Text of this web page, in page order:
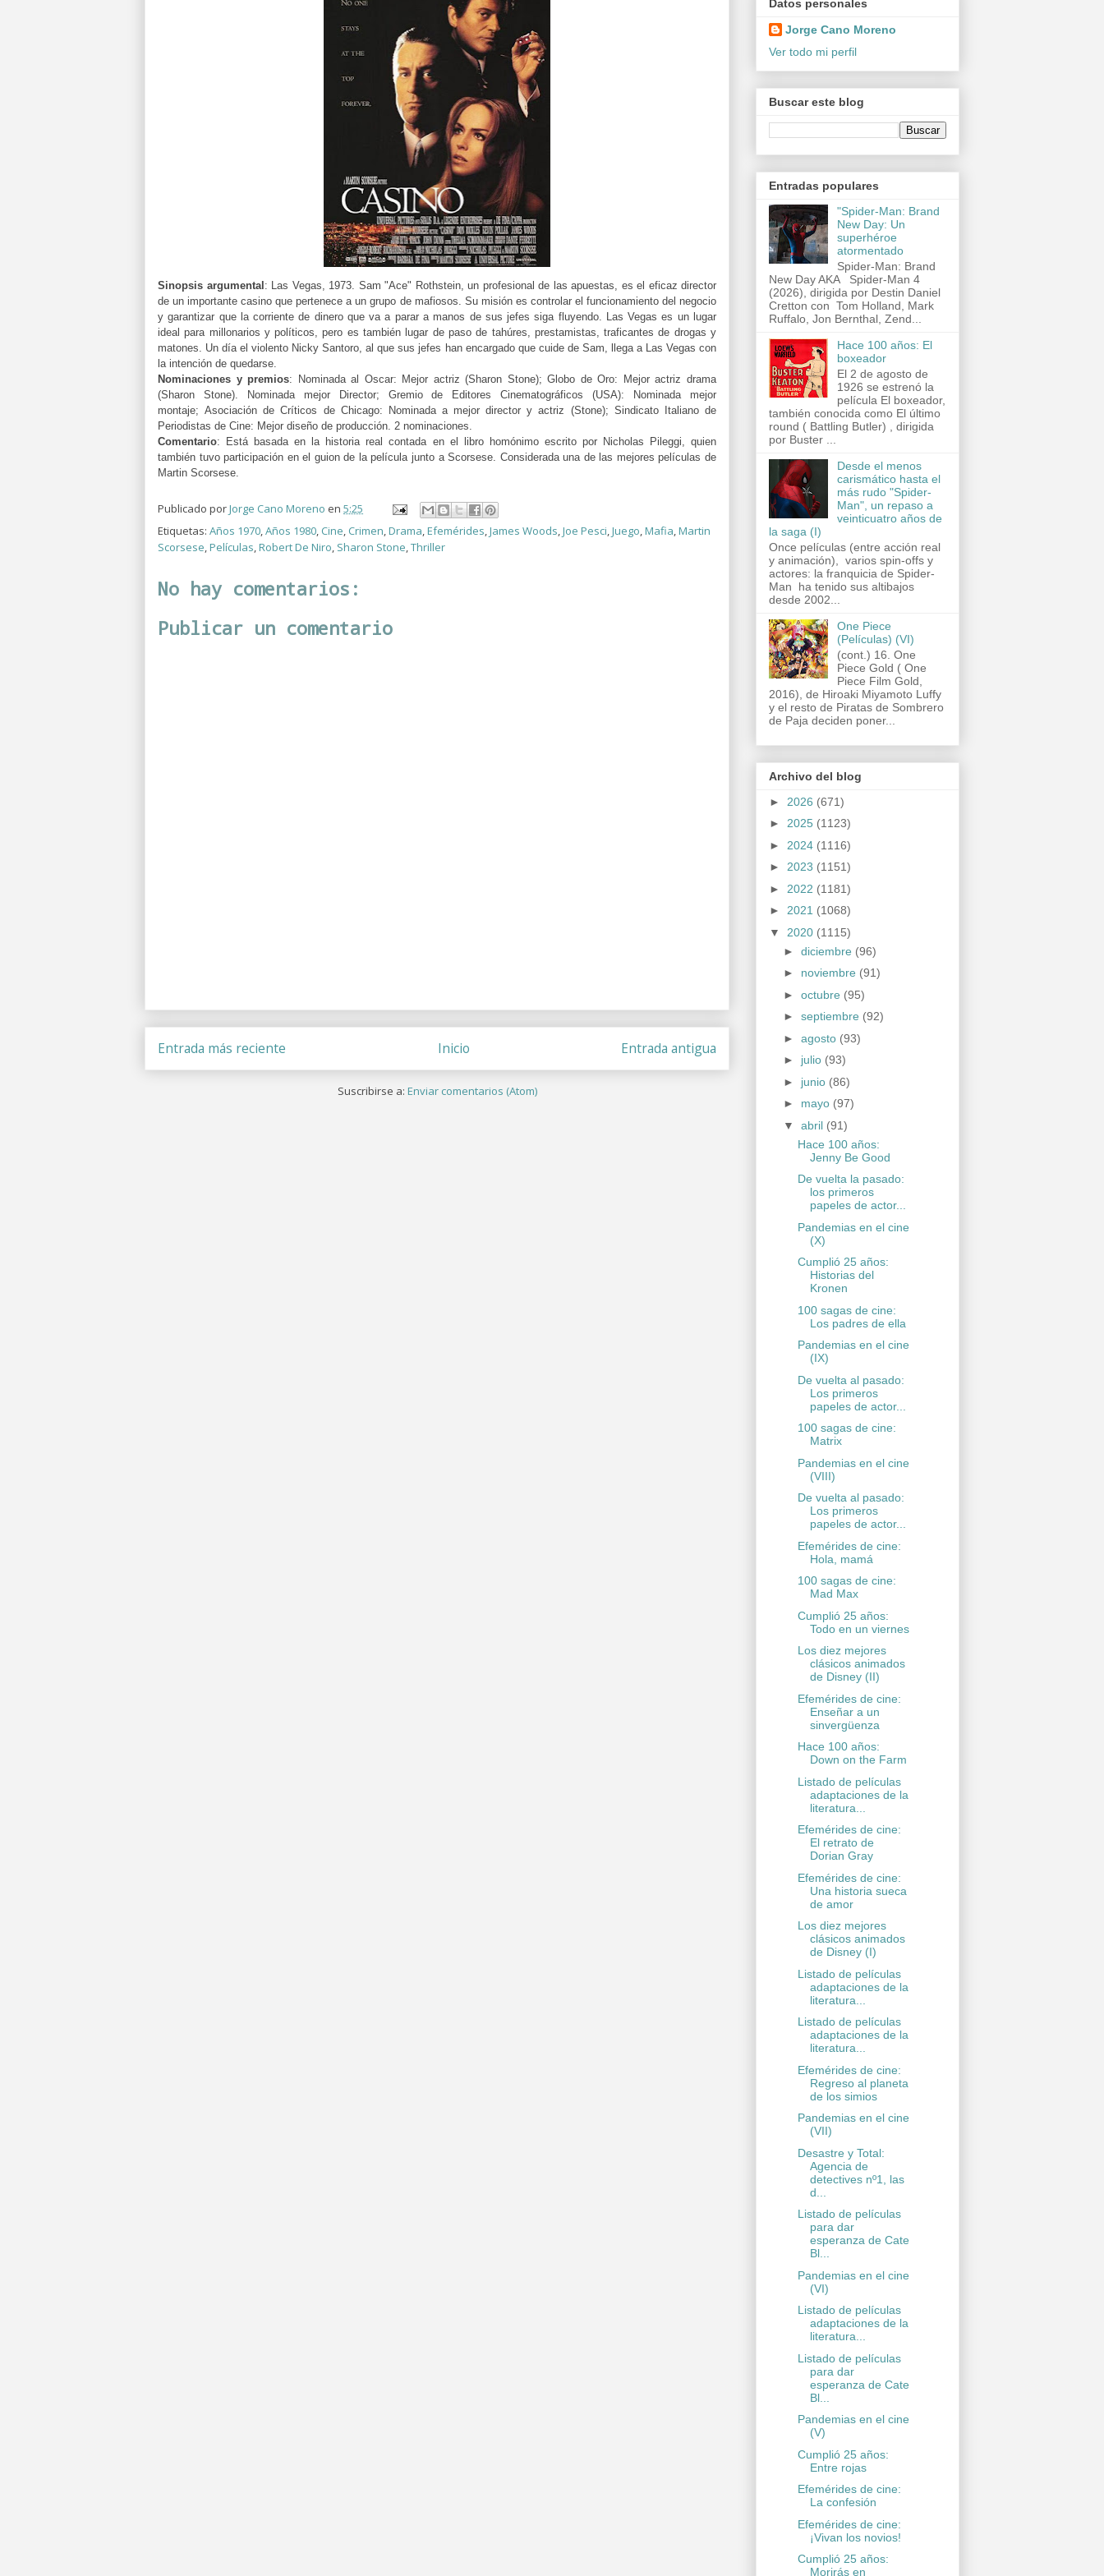
Sinopsis argumental :
Las Vegas, 1973. Sam "Ace" Rothstein, un profesional de las apuestas, es el eficaz director
de un importante casino que pertenece a un grupo de mafiosos. Su misión es controlar el funcionamiento del negocio
y garantizar que la corriente de dinero que va a parar a manos de sus jefes siga fluyendo. Las Vegas es un lugar
ideal para millonarios y políticos, pero es también lugar de paso de tahúres, prestamistas, traficantes de drogas y
matones. Un día el violento Nicky Santoro, al que sus jefes han encargado que cuide de Sam, llega a Las Vegas con
la intención de quedarse.
Nominaciones y premios: Nominada al Oscar: Mejor actriz (Sharon Stone);Globo de Oro: Mejor actriz drama
(Sharon Stone). Nominada mejor Director; Gremio de Editores Cinematográficos (USA): Nominada mejor
montaje; Asociación de Críticos de Chicago: Nominada a mejor director y actriz (Stone); Sindicato Italiano de
Periodistas de Cine: Mejor diseño de producción. 2 nominaciones.
Comentario: Está basada en la historia real contada en el libro homónimo escrito por Nicholas Pileggi, quien
también tuvo participación en el guion de la película junto a Scorsese. Considerada una de las mejores películas de
Martin Scorsese.
Publicado porJorge Cano Moreno en 5:25
Etiquetas: Años 1970,Años 1980, Cine, Crimen,Drama,Efemérides,James Woods,Joe Pesci,Juego,Mafia,Martin
Scorsese,Películas,Robert De Niro, Sharon Stone,Thriller
No hay comentarios:
Publicar un comentario
Entrada más reciente Entrada antigua
Inicio
Suscribirse a: Enviar comentarios (Atom)
Datos personales
Jorge Cano Moreno
Ver todo mi perfil
Buscar este blog
Entradas populares
"Spider-Man: Brand
New Day: Un
superhéroe
atormentado
Spider-Man: Brand
New Day AKA Spider-Man 4
(2026), dirigida por Destin Daniel
Cretton con Tom Holland, Mark
Ruffalo, Jon Bernthal, Zend...
Hace 100 años: El
boxeador
El 2 de agosto de
1926 se estrenó la
película El boxeador,
también conocida como El último
round ( Battling Butler) , dirigida
por Buster ...
Desde el menos
carismático hasta el
más rudo "Spider-
Man", un repaso a
veinticuatro años de
la saga (I)
Once películas (entre acción real
y animación), varios spin-offs y
actores: la franquicia de Spider-
Man ha tenido sus altibajos
desde 2002...
One Piece
(Películas) (VI)
(cont.) 16. One
Piece Gold ( One
Piece Film Gold,
2016), de Hiroaki Miyamoto Luffy
y el resto de Piratas de Sombrero
de Paja deciden poner...
Archivo del blog
► 2026 (671)
► 2025 (1123)
► 2024 (1116)
► 2023 (1151)
► 2022 (1181)
► 2021 (1068)
▼ 2020 (1115)
► diciembre (96)
► noviembre (91)
► octubre (95)
► septiembre (92)
► agosto (93)
► julio (93)
► junio (86)
► mayo (97)
▼ abril (91)
Hace 100 años:
Jenny Be Good
De vuelta la pasado:
los primeros
papeles de actor...
Pandemias en el cine
(X)
Cumplió 25 años:
Historias del
Kronen
100 sagas de cine:
Los padres de ella
Pandemias en el cine
(IX)
De vuelta al pasado:
Los primeros
papeles de actor...
100 sagas de cine:
Matrix
Pandemias en el cine
(VIII)
De vuelta al pasado:
Los primeros
papeles de actor...
Efemérides de cine:
Hola, mamá
100 sagas de cine:
Mad Max
Cumplió 25 años:
Todo en un viernes
Los diez mejores
clásicos animados
de Disney (II)
Efemérides de cine:
Enseñar a un
sinvergüenza
Hace 100 años:
Down on the Farm
Listado de películas
adaptaciones de la
literatura...
Efemérides de cine:
El retrato de
Dorian Gray
Efemérides de cine:
Una historia sueca
de amor
Los diez mejores
clásicos animados
de Disney (I)
Listado de películas
adaptaciones de la
literatura...
Listado de películas
adaptaciones de la
literatura...
Efemérides de cine:
Regreso al planeta
de los simios
Pandemias en el cine
(VII)
Desastre y Total:
Agencia de
detectives nº1, las
d...
Listado de películas
para dar
esperanza de Cate
Bl...
Pandemias en el cine
(VI)
Listado de películas
adaptaciones de la
literatura...
Listado de películas
para dar
esperanza de Cate
Bl...
Pandemias en el cine
(V)
Cumplió 25 años:
Entre rojas
Efemérides de cine:
La confesión
Efemérides de cine:
¡Vivan los novios!
Cumplió 25 años:
Morirás en